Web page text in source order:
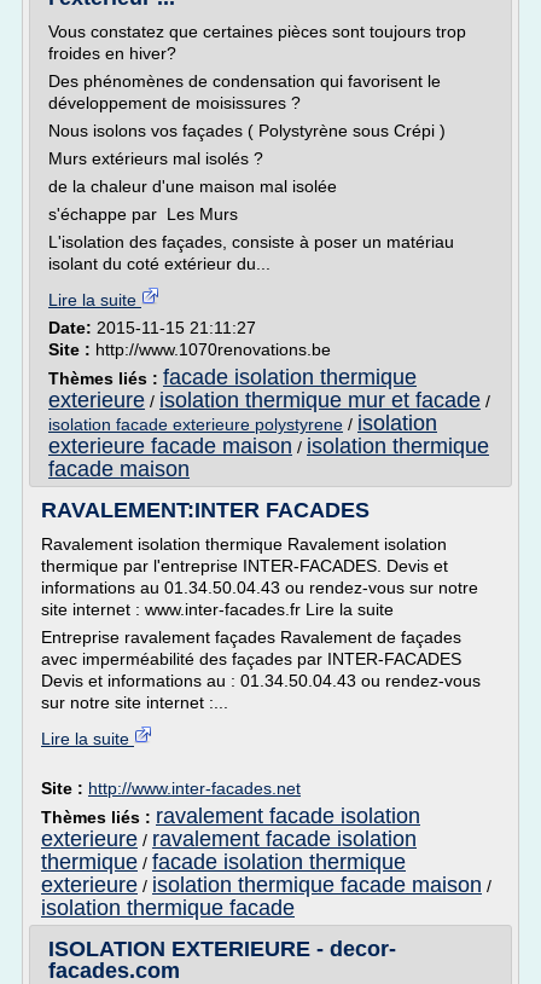
Vous constatez que certaines pièces sont toujours trop
froides en hiver?
Des phénomènes de condensation qui favorisent le
développement de moisissures ?
Nous isolons vos façades ( Polystyrène sous Crépi )
Murs extérieurs mal isolés ?
de la chaleur d'une maison mal isolée
s'échappe par Les Murs
L'isolation des façades, consiste à poser un matériau
isolant du coté extérieur du...
Lire la suite
Date: 2015-11-15 21:11:27
Site : http://www.1070renovations.be
Thèmes liés : facade isolation thermique
exterieure / isolation thermique mur et facade /
isolation facade exterieure polystyrene / isolation
exterieure facade maison / isolation thermique
facade maison
RAVALEMENT:INTER FACADES
Ravalement isolation thermique Ravalement isolation
thermique par l'entreprise INTER-FACADES. Devis et
informations au 01.34.50.04.43 ou rendez-vous sur notre
site internet : www.inter-facades.fr Lire la suite
Entreprise ravalement façades Ravalement de façades
avec imperméabilité des façades par INTER-FACADES
Devis et informations au : 01.34.50.04.43 ou rendez-vous
sur notre site internet :...
Lire la suite
Site : http://www.inter-facades.net
Thèmes liés : ravalement facade isolation
exterieure / ravalement facade isolation
thermique / facade isolation thermique
exterieure / isolation thermique facade maison /
isolation thermique facade
ISOLATION EXTERIEURE - decor-
facades.com